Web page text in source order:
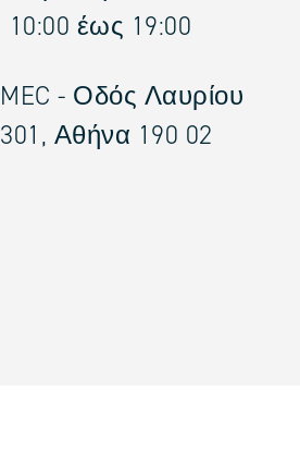
10:00 έως 19:00
MEC - Οδός Λαυρίου
301, Αθήνα 190 02